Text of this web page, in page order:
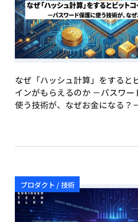
なぜ「ハッシュ計算」をすると
インがもらえるのか －パスワー
使う技術が、なぜお金になる？
プロダクト / 技術